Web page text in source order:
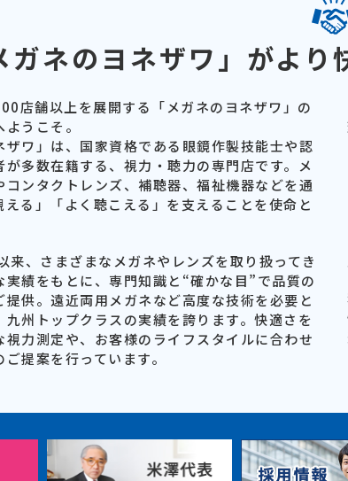
ガネのヨネザワ」がより
店舗以上を展開する「メガネのヨネザワ」の
うこそ。
ザワ」は、国家資格である眼鏡作製技能士や認
が多数在籍する、視力・聴力の専門店です。メ
コンタクトレンズ、補聴器、福祉機器などを通
える」「よく聴こえる」を支えることを使命と
来、さまざまなメガネやレンズを取り扱ってき
実績をもとに、専門知識と“確かな目”で品質の
提供。遠近両用メガネなど高度な技術を必要と
九州トップクラスの実績を誇ります。快適さを
視力測定や、お客様のライフスタイルに合わせ
提案を行っています。